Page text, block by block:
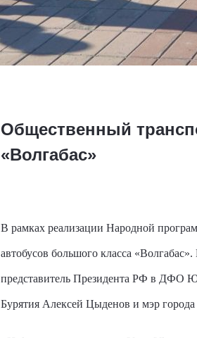
Общественный
«Волгабас»
В рамках реализации Народной
автобусов большого класса
представитель Президента РФ в ДФО
Бурятия Алексей Цыденов и мэр